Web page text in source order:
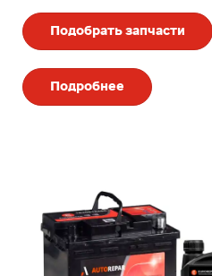
Подобрать запчасти
Подробнее